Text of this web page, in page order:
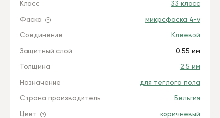
Класс 33 класс
Фаска микрофаска 4-v
Соединение Клеевой
Защитный слой 0.55 мм
Толщина 2.5 мм
Назначение для теплого пола
Страна производитель Бельгия
Цвет коричневый